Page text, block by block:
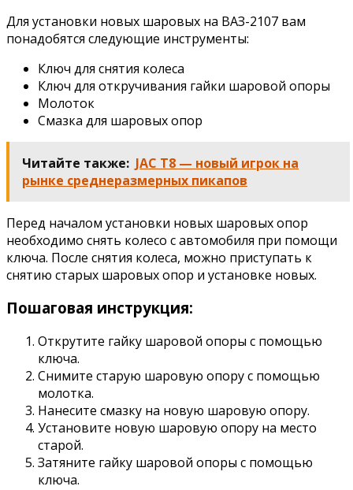
Для установки новых шаровых на ВАЗ-2107 вам
понадобятся следующие инструменты:
Ключ для снятия колеса
Ключ для откручивания гайки шаровой опоры
Молоток
Смазка для шаровых опор
Читайте также: JAC T8 — новый игрок на
рынке среднеразмерных пикапов
Перед началом установки новых шаровых опор
необходимо снять колесо с автомобиля при помощи
ключа. После снятия колеса, можно приступать к
снятию старых шаровых опор и установке новых.
Пошаговая инструкция:
Открутите гайку шаровой опоры с помощью
ключа.
Снимите старую шаровую опору с помощью
молотка.
Нанесите смазку на новую шаровую опору.
Установите новую шаровую опору на место
старой.
Затяните гайку шаровой опоры с помощью
ключа.